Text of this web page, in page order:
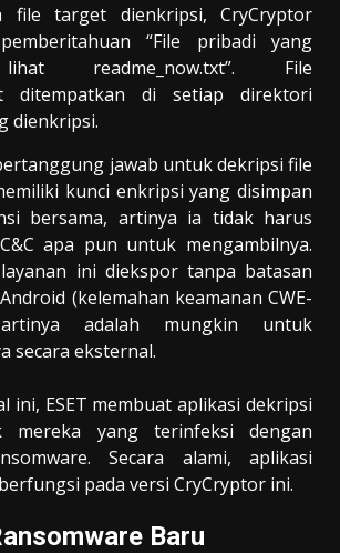
file target dienkripsi, CryCryptor
“File pribadi yang
readme_now.txt”. File
ditempatkan di setiap direktori
dienkripsi.
jawab untuk dekripsi file
kunci enkripsi yang disimpan
bersama, artinya ia tidak harus
apa pun untuk mengambilnya.
ini diekspor tanpa batasan
(kelemahan keamanan CWE-
adalah mungkin untuk
secara eksternal.
ini, ESET membuat aplikasi dekripsi
mereka yang terinfeksi dengan
Secara alami, aplikasi
pada versi CryCryptor ini.
Baru